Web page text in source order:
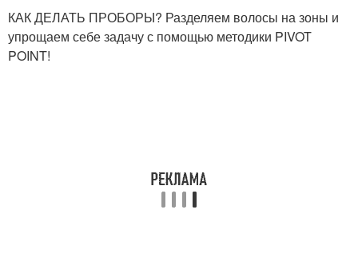
КАК ДЕЛАТЬ ПРОБОРЫ? Разделяем волосы на зоны и
упрощаем себе задачу с помощью методики PIVOT
POINT!